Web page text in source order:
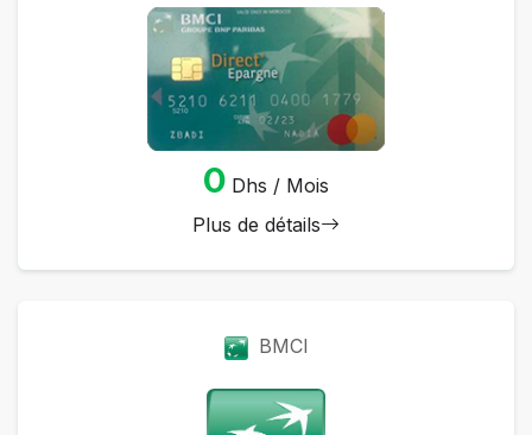
0 Dhs / Mois
Plus de détails
BMCI